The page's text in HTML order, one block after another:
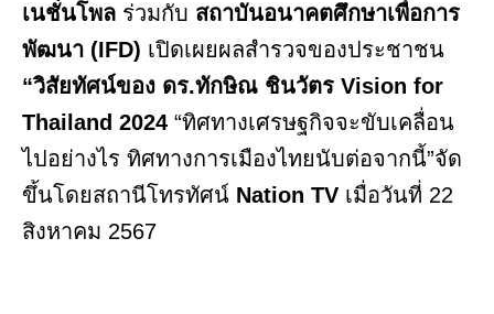
เนชั่นโพล ร่วมกับ สถาบันอนาคตศึกษาเพื่อการ
พัฒนา (IFD) เปิดเผยผลสำรวจของประชาชน
“วิสัยทัศน์ของ ดร.ทักษิณ ชินวัตร Vision for
Thailand 2024 “ทิศทางเศรษฐกิจจะขับเคลื่อน
ไปอย่างไร ทิศทางการเมืองไทยนับต่อจากนี้”จัด
ขึ้นโดยสถานีโทรทัศน์ Nation TV เมื่อวันที่ 22
สิงหาคม 2567